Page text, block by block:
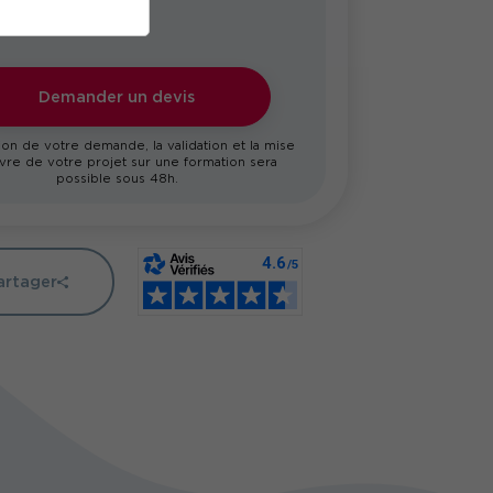
Demander un devis
de votre demande, la validation et la mise
de votre projet sur une formation sera
possible sous 48h.